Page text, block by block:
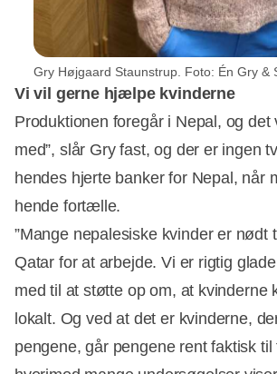
Gry Højgaard Staunstrup. Foto: Én Gry &
Vi vil gerne hjælpe kvinderne
Produktionen foregår i Nepal, og det
med”, slår Gry fast, og der er ingen
hendes hjerte banker for Nepal, når
hende fortælle.
”Mange nepalesiske kvinder er nødt
Qatar for at arbejde. Vi er rigtig
med til at støtte op om, at kvinderne
lokalt. Og ved at det er kvinderne,
pengene, går pengene rent faktisk til